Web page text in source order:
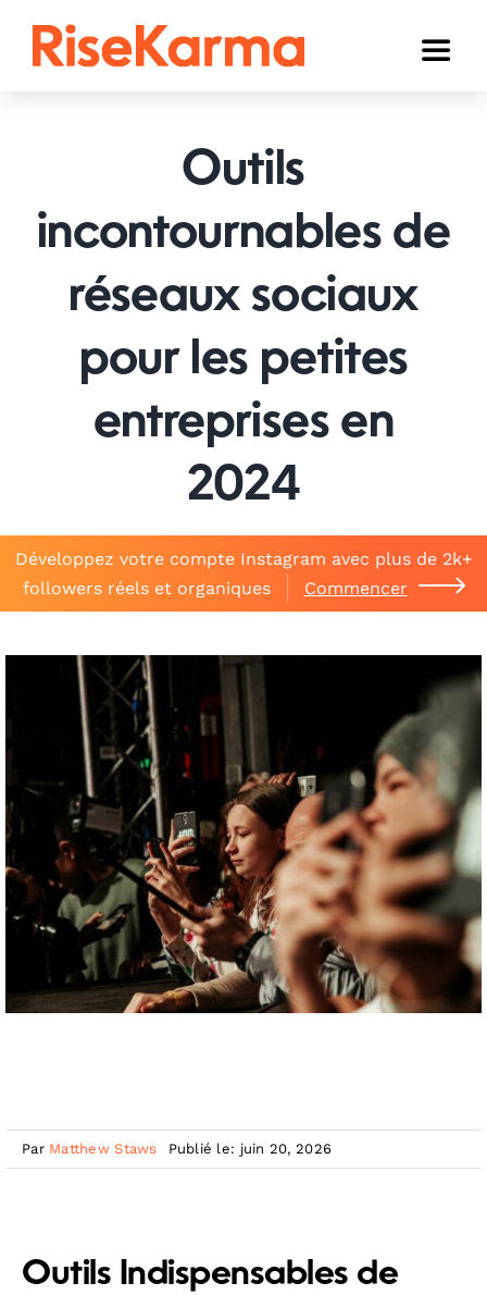
Toggle
Twitter (𝕏)
Autres
Panier
Outils
incontournables de
réseaux sociaux
pour les petites
entreprises en
2024
Développez votre compte Instagram avec plus de 2k+
followers réels et organiques
Commencer
Par Matthew Staws Publié le: juin 20, 2026
Outils Indispensables de